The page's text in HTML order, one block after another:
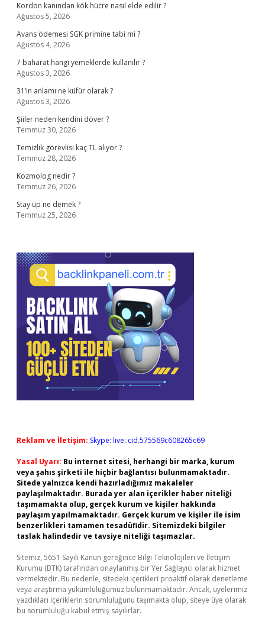
Kordon kanından kök hücre nasıl elde edilir ?
Ağustos 5, 2026
Avans ödemesi SGK primine tabi mi ?
Ağustos 4, 2026
7 baharat hangi yemeklerde kullanılır ?
Ağustos 3, 2026
31’in anlamı ne küfür olarak ?
Ağustos 3, 2026
Şiiler neden kendini döver ?
Temmuz 30, 2026
Temizlik görevlisi kaç TL alıyor ?
Temmuz 28, 2026
Kozmolog nedir ?
Temmuz 26, 2026
Stay up ne demek ?
Temmuz 25, 2026
Reklam ve İletişim: Skype: live:.cid.575569c608265c69
Yasal Uyarı: Bu internet sitesi, herhangi bir marka, kurum
veya şahıs şirketi ile hiçbir bağlantısı bulunmamaktadır.
Sitede yalnızca kendi hazırladığımız makaleler
paylaşılmaktadır. Burada yer alan içerikler haber niteliği
taşımamakta olup, gerçek kurum ve kişiler hakkında
paylaşım yapılmamaktadır. Gerçek kurum ve kişiler ile isim
benzerlikleri tamamen tesadüfidir. Sitemizdeki bilgiler
taslak halindedir ve tavsiye niteliği taşımazlar.
Sitemiz, 5651 Sayılı Kanun gereğince Bilgi Teknolojileri ve İletişim
Kurumu (BTK) tarafından onaylanmış bir Yer Sağlayıcı olarak hizmet
vermektedir. Bu nedenle, sitedeki içerikleri proaktif olarak denetleme
veya araştırma yükümlülüğümüz bulunmamaktadır. Ancak, üyelerimiz
yazdıkları içeriklerin sorumluluğunu taşımakta olup, siteye üye olarak
bu sorumluluğu kabul etmiş sayılırlar.